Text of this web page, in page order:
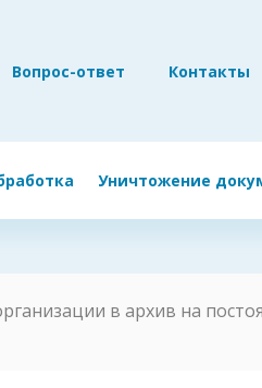
Вопрос-ответ Контакты
Уничтожение
в архив на